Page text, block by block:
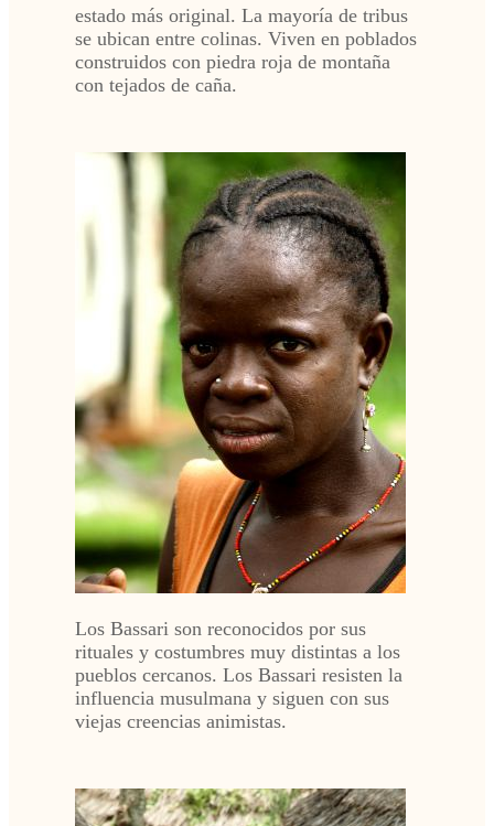
estado más original. La mayoría de tribus
se ubican entre colinas. Viven en poblados
construidos con piedra roja de montaña
con tejados de caña.
Los Bassari son reconocidos por sus
rituales y costumbres muy distintas a los
pueblos cercanos. Los Bassari resisten la
influencia musulmana y siguen con sus
viejas creencias animistas.